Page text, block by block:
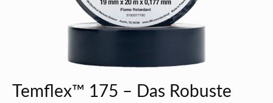
Temflex™ 175 – Das Robuste